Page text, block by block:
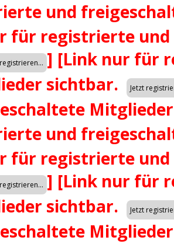
und
für registrierte
] [Link nur für
sichtbar.
und
für registrierte
] [Link nur für
sichtbar.